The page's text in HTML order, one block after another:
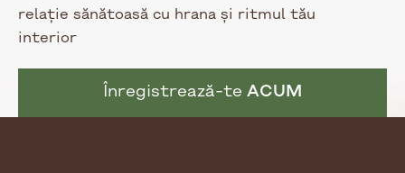
relație sănătoasă cu hrana și ritmul tău
interior
Înregistrează-te ACUM